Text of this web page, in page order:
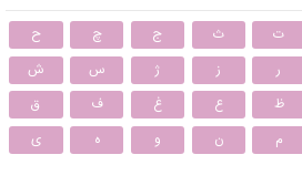
ت ث ج چ
ح
ر ز ژ س
ش
ظ ع غ ف
ق
م ن و ه ی